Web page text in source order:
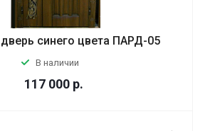
синего цвета ПАРД-05
В наличии
117 000 р.